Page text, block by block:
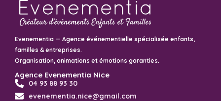
Evenementia — Agence événementielle spécialisée enfants,
familles & entreprises.
Organisation, animations et émotions garanties.
Agence Evenementia Nice
04 93 88 93 30
evenementia.nice@gmail.com